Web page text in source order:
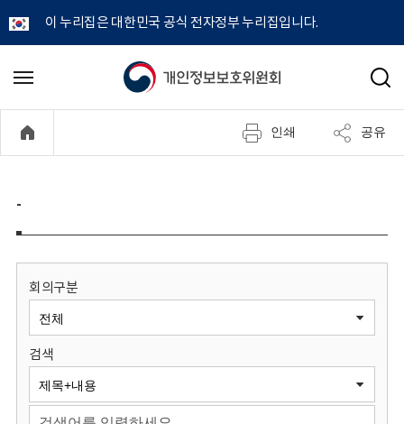
이 누리집은 대한민국 공식 전자정부 누리집입니다.
개
정
보
원
회
메
기
검
인쇄 공유
-
회의구분
검색